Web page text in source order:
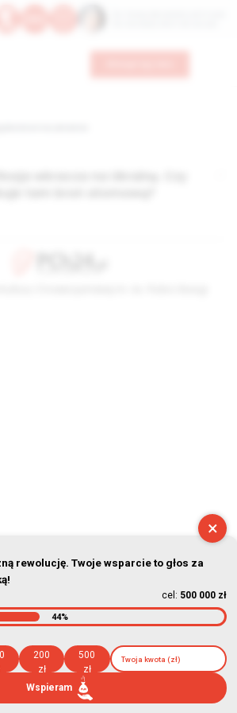
×
rewolucję. Twoje wsparcie to głos za
cel: 500 000 zł
44%
200
zł
500
zł
Wspieram